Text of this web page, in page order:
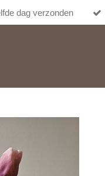
dag verzonden